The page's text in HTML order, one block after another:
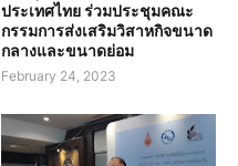
ประเทศไทย ร่วมประชุมคณะ
กรรมการส่งเสริมวิสาหกิจขนาด
กลางและขนาดย่อม
February 24, 2023